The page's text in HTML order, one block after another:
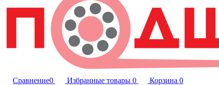
Сравнение0 Избранные товары 0 Корзина 0